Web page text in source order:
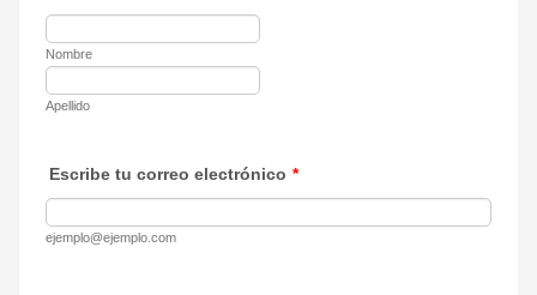
Nombre
Apellido
Escribe tu correo electrónico *
ejemplo@ejemplo.com